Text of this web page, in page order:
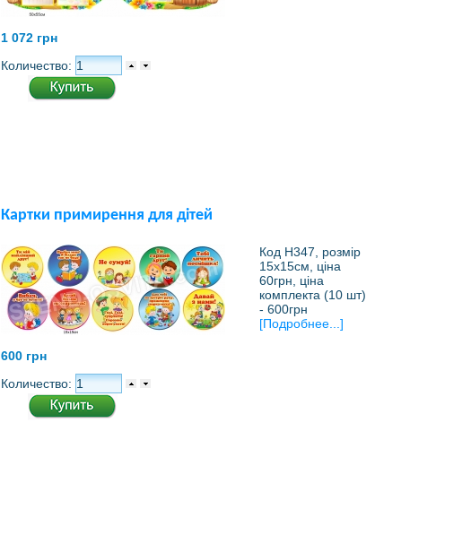
1 072 грн
Количество:
Картки примирення для дітей
Код Н347, розмір
15х15см, ціна
60грн, ціна
комплекта (10 шт)
- 600грн
[Подробнее...]
600 грн
Количество: